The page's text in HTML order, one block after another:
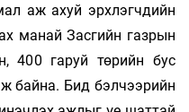
аж ахуй эрхлэгчдийн
манай Засгийн газрын
400 гаруй төрийн бус
байна. Бид бэлчээрийн